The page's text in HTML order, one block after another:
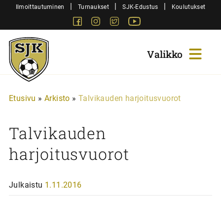
SiirryIlmoittautuminen | Turnaukset | SJK-Edustus | Koulutukset
FacebookInstagram
Twitter
Sjk-
Juniorit
Etusivu » Arkisto » Talvikauden harjoitusvuorot
Talvikauden
harjoitusvuorot
Julkaistu 1.11.2016